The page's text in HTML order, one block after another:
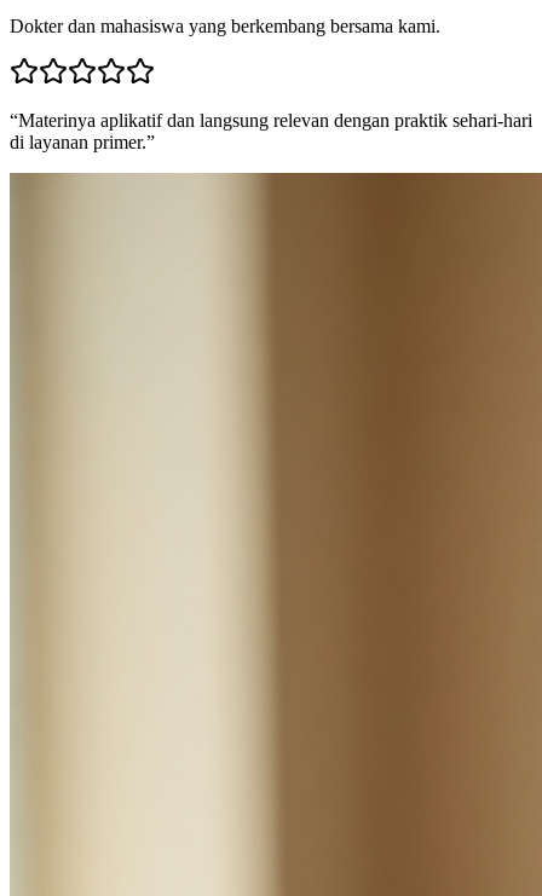
Dokter dan mahasiswa yang berkembang bersama kami.
“Materinya aplikatif dan langsung relevan dengan praktik sehari-hari
di layanan primer.”